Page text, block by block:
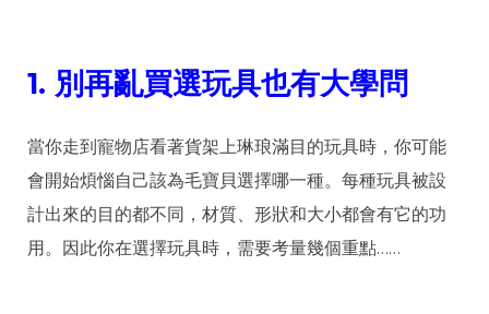
1. 別再亂買選玩具也有大學問
當你走到寵物店看著貨架上琳琅滿目的玩具時，你可能
會開始煩惱自己該為毛寶貝選擇哪一種。每種玩具被設
計出來的目的都不同，材質、形狀和大小都會有它的功
用。因此你在選擇玩具時，需要考量幾個重點……